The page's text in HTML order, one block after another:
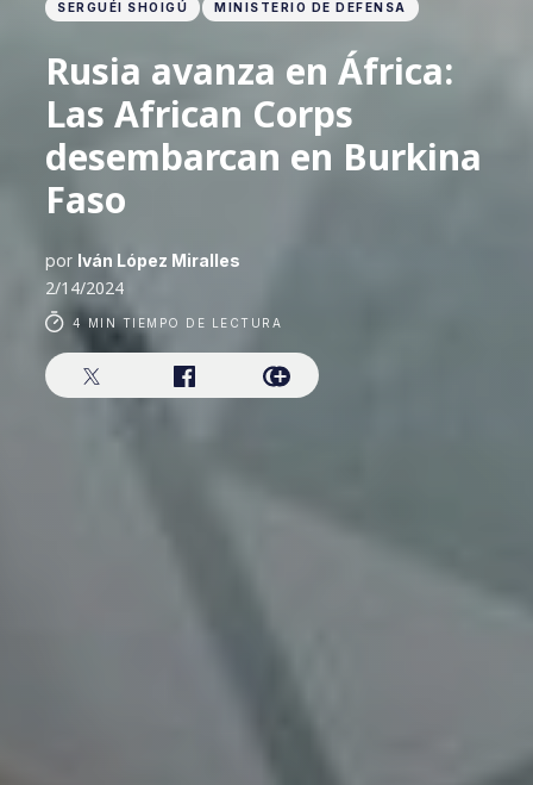
SERGUÉI SHOIGÚ MINISTERIO DE DEFENSA
Rusia avanza en África:
Las African Corps
desembarcan en Burkina
Faso
por Iván López Miralles
2/14/2024
4 MIN TIEMPO DE LECTURA